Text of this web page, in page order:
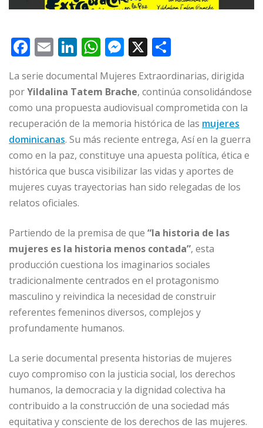
F
a
c
e
b
o
o
k
E
ai
l
Li
k
e
dI
n
W
h
at
s
A
p
p
M
ss
e
n
g
e
r
X
o
m
p
ar
ti
r
La serie documental Mujeres Extraordinarias, dirigida
porYildalina Tatem Brache, continúa consolidándose
como una propuesta audiovisual comprometida con la
recuperación de la memoria histórica de las mujeres
dominicanas. Su más reciente entrega, Así en la guerra
como en la paz, constituye una apuesta política, ética e
histórica que busca visibilizar las vidas y aportes de
mujeres cuyas trayectorias han sido relegadas de los
relatos oficiales.
Partiendo de la premisa de que “la historia de las
mujeres es la historia menos contada”, esta
producción cuestiona los imaginarios sociales
tradicionalmente centrados en el protagonismo
masculino y reivindica la necesidad de construir
referentes femeninos diversos, complejos y
profundamente humanos.
La serie documental presenta historias de mujeres
cuyo compromiso con la justicia social, los derechos
humanos, la democracia y la dignidad colectiva ha
contribuido a la construcción de una sociedad más
equitativa y consciente de los derechos de las mujeres.